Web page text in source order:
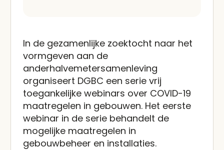
In de gezamenlijke zoektocht naar het
vormgeven aan de
anderhalvemetersamenleving
organiseert DGBC een serie vrij
toegankelijke webinars over COVID-19
maatregelen in gebouwen. Het eerste
webinar in de serie behandelt de
mogelijke maatregelen in
gebouwbeheer en installaties.